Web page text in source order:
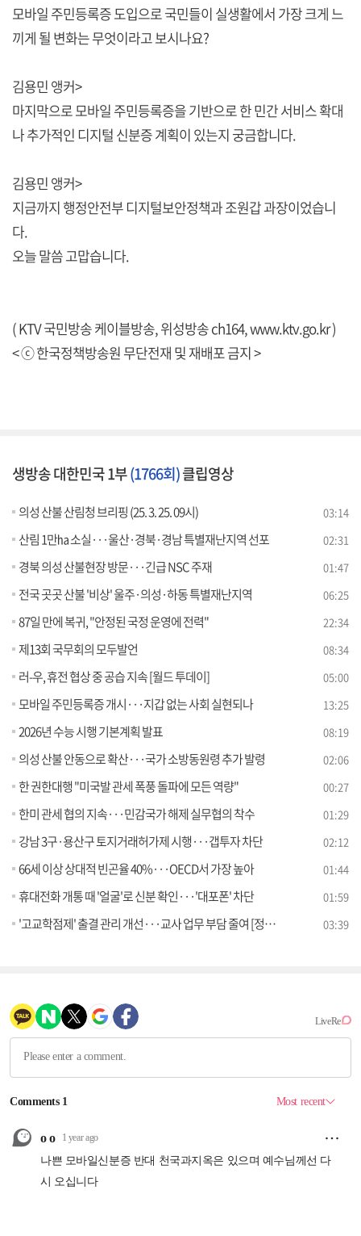
모바일 주민등록증 도입으로 국민들이 실생활에서 가장 크게 느
끼게 될 변화는 무엇이라고 보시나요?
김용민 앵커>
마지막으로 모바일 주민등록증을 기반으로 한 민간 서비스 확대
나 추가적인 디지털 신분증 계획이 있는지 궁금합니다.
김용민 앵커>
지금까지 행정안전부 디지털보안정책과 조원갑 과장이었습니
다.
오늘 말씀 고맙습니다.
( KTV 국민방송 케이블방송, 위성방송 ch164,www.ktv.go.kr)
< ⓒ 한국정책방송원 무단전재 및 재배포 금지 >
생방송 대한민국 1부(1766회)클립영상
의성 산불 산림청 브리핑 (25. 3. 25. 09시) 03:14
산림 1만㏊ 소실···울산·경북·경남 특별재난지역 선포 02:31
경북 의성 산불현장 방문···긴급 NSC 주재 01:47
전국 곳곳 산불 '비상' 울주·의성·하동 특별재난지역 06:25
87일 만에 복귀, "안정된 국정 운영에 전력" 22:34
제13회 국무회의 모두발언 08:34
러-우, 휴전 협상 중 공습 지속 [월드 투데이] 05:00
모바일 주민등록증 개시···지갑 없는 사회 실현되나 13:25
2026년 수능 시행 기본계획 발표 08:19
의성 산불 안동으로 확산···국가 소방동원령 추가 발령 02:06
한 권한대행 "미국발 관세 폭풍 돌파에 모든 역량" 00:27
한미 관세 협의 지속···민감국가 해제 실무협의 착수 01:29
강남 3구·용산구 토지거래허가제 시행···갭투자 차단 02:12
66세 이상 상대적 빈곤율 40%···OECD서 가장 높아 01:44
휴대전화 개통 때 '얼굴'로 신분 확인···'대포폰' 차단 01:59
'고교학점제' 출결 관리 개선···교사 업무 부담 줄여 [정책 바로보기] 03:39